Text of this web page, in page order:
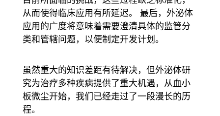
从而使得临床应用有所延迟。 最后，外泌体
应用的广度将意味着需要澄清具体的监管分
类和管辖问题，以便制定开发计划。
虽然重大的知识差距有待解决，但外泌体研
究为治疗多种疾病提供了重大机遇，从血小
板微尘开始，我们已经走过了一段漫长的历
程。